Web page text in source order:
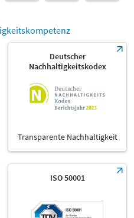
Deutscher
Nachhaltigkeitskodex
Transparente Nachhaltigkeit
ISO 50001